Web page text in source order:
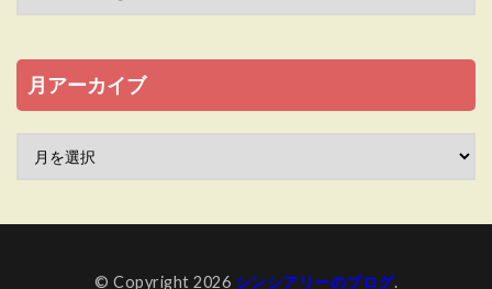
月アーカイブ
© Copyright 2026 シンシアリーのブログ.